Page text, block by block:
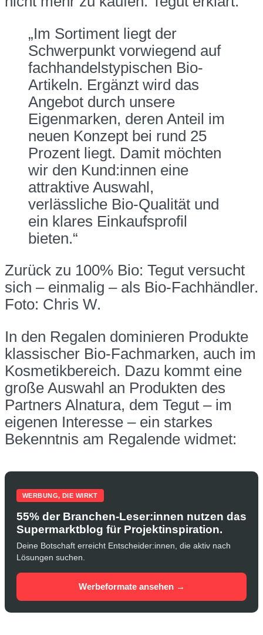
„Im Sortiment liegt der
Schwerpunkt vorwiegend auf
fachhandelstypischen Bio-
Artikeln. Ergänzt wird das
Angebot durch unsere
Eigenmarken, deren Anteil im
neuen Konzept bei rund 25
Prozent liegt. Damit möchten
wir den Kund:innen eine
attraktive Auswahl,
verlässliche Bio-Qualität und
ein klares Einkaufsprofil
bieten.“
Zurück zu 100% Bio: Tegut versucht
sich – einmalig – als Bio-Fachhändler.
Foto: Chris W.
In den Regalen dominieren Produkte
klassischer Bio-Fachmarken, auch im
Kosmetikbereich. Dazu kommt eine
große Auswahl an Produkten des
Partners Alnatura, dem Tegut – im
eigenen Interesse – ein starkes
Bekenntnis am Regalende widmet:
WERBUNG, DIE WIRKT
55% der Branchen-Leser:innen nutzen das
Supermarktblog für Projektinspiration.
Deine Botschaft erreicht Entscheider:innen, die aktiv nach
Lösungen suchen.
Werbeformate ansehen →